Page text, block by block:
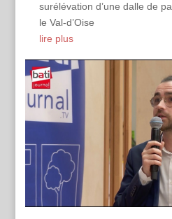
surélévation d’une dalle de
le Val-d’Oise
lire plus